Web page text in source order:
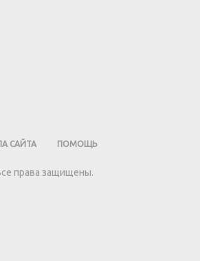
САЙТА ПОМОЩЬ
права защищены.